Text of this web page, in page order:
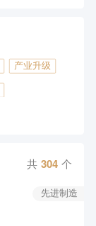
产业升级
共 304 个
先进制造